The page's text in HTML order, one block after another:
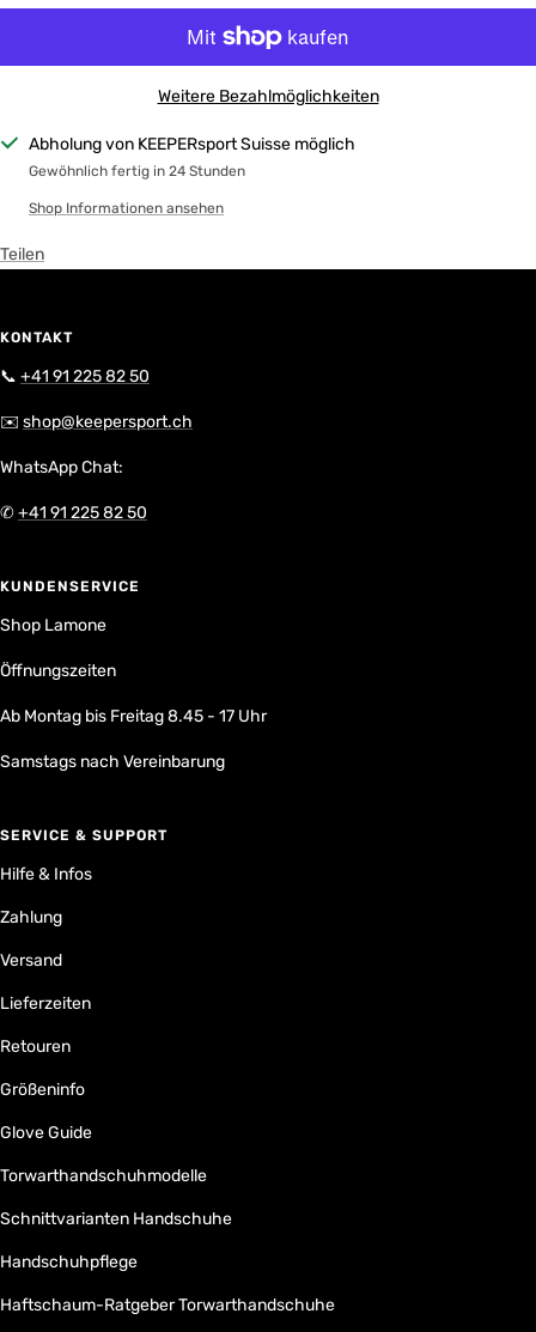
Weitere Bezahlmöglichkeiten
Abholung von KEEPERsport Suisse möglich
Gewöhnlich fertig in 24 Stunden
Shop Informationen ansehen
Teilen
KONTAKT
📞 +41 91 225 82 50
✉️ shop@keepersport.ch
WhatsApp Chat:
✆+41 91 225 82 50
KUNDENSERVICE
Shop Lamone
Öffnungszeiten
Ab Montag bis Freitag 8.45 - 17 Uhr
Samstags nach Vereinbarung
SERVICE & SUPPORT
Hilfe & Infos
Zahlung
Versand
Lieferzeiten
Retouren
Größeninfo
Glove Guide
Torwarthandschuhmodelle
Schnittvarianten Handschuhe
Handschuhpflege
Haftschaum-Ratgeber Torwarthandschuhe